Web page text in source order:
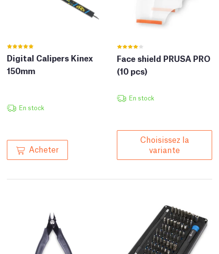
Digital Calipers Kinex
150mm
En stock
Acheter
Face shield PRUSA PRO
(10 pcs)
En stock
Choisissez la
variante